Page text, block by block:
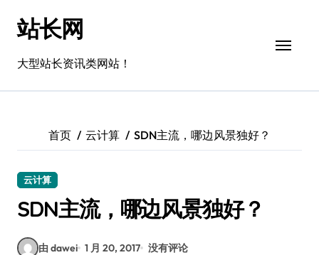
站长网
大型站长资讯类网站！
首页 云计算 SDN主流，哪边风景独好？
云计算
SDN主流，哪边风景独好？
由 dawei 1 月 20, 2017 没有评论